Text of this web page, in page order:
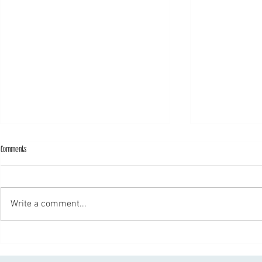
ג'ון והתחתונים של הזמרת סילה בלק
Comments
Write a comment...